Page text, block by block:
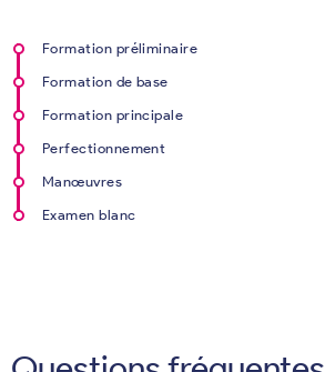
Formation préliminaire
Formation de base
Formation principale
Perfectionnement
Manœuvres
Examen blanc